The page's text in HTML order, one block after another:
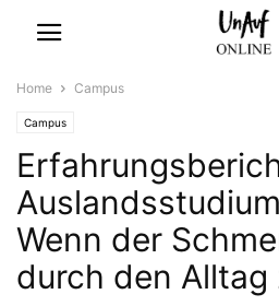
Home Campus
Campus
Wenn der
durch den Alltag